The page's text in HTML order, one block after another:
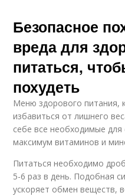
Безопасное
вреда для
питаться,
похудеть
Меню здорового питания,
избавиться от лишнего
себе все необходимые
максимум витаминов и
Питаться необходимо
5-6 раз в день. Подобная
ускоряет обмен веществ,